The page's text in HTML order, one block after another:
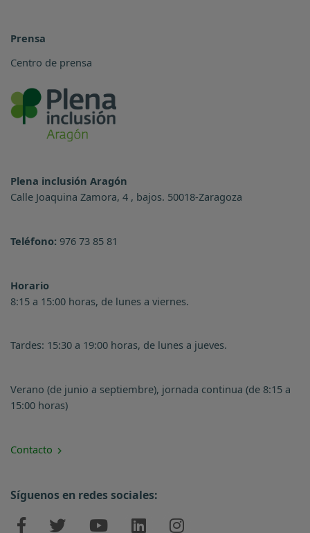
Prensa
Centro de prensa
Plena inclusión Aragón
Calle Joaquina Zamora, 4 , bajos. 50018-Zaragoza
Teléfono: 976 73 85 81
Horario
8:15 a 15:00 horas, de lunes a viernes.
Tardes: 15:30 a 19:00 horas, de lunes a jueves.
Verano (de junio a septiembre), jornada continua (de 8:15 a
15:00 horas)
Contacto
Síguenos en redes sociales: